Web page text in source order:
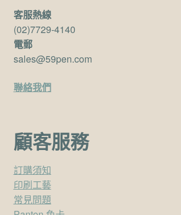
客服熱線
(02)7729-4140
電郵
sales@59pen.com
聯絡我們
顧客服務
訂購須知
印刷工藝
常見問題